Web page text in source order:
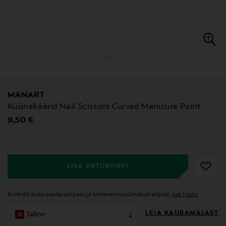
MANART
Küünekäärid Nail Scissors Curved Manicure Point
Original Price
9,50 €
LISA OSTUKORVI
Kontrolli toote saadavust poes ja broneerimisvõimalust allpool. Loe lisaks
Tallinn LEIA KAUBAMAJAST